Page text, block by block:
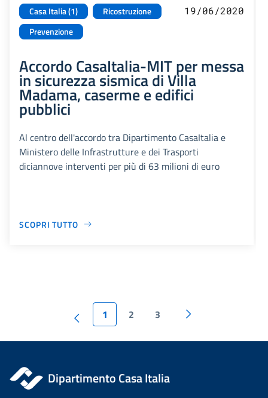
Casa Italia (1)
Ricostruzione
Prevenzione
19/06/2020
Accordo CasaItalia-MIT per messa
in sicurezza sismica di Villa
Madama, caserme e edifici
pubblici
Al centro dell'accordo tra Dipartimento CasaItalia e
Ministero delle Infrastrutture e dei Trasporti
diciannove interventi per più di 63 milioni di euro
SCOPRI TUTTO
1 2 3
Dipartimento Casa Italia